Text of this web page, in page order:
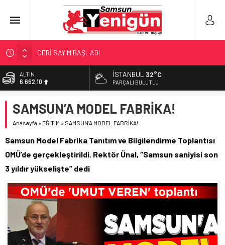
GERİ SAYIM BAŞLADI
SAMSUNSPOR’DA HEDEF 5’İNCİLİK!
‘BAFRA’YA YATIRIM YAPIN!’
YÖNETİCİ SEÇERKEN YAPILAN EN BÜYÜK HATALAR
BİST
13.779,39
47,6954
EURO
6.662,10
İSTANBUL 32°C
PARÇALI BULUTLU
SAMSUN’A MODEL FABRİKA!
Anasayfa » EĞİTİM » SAMSUN’A MODEL FABRİKA!
Samsun Model Fabrika Tanıtım ve Bilgilendirme Toplantısı
OMÜ’de gerçekleştirildi. Rektör Ünal, “Samsun saniyisi son
3 yıldır yükselişte” dedi